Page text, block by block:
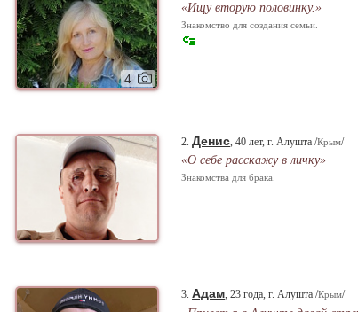
4
«Ищу вторую половинку.»
Знакомство для создания семьи.
2. Денис, 40 лет, г. Алушта /Крым/
«О себе расскажу в личку»
Знакомства для брака.
3. Адам, 23 года, г. Алушта /Крым/